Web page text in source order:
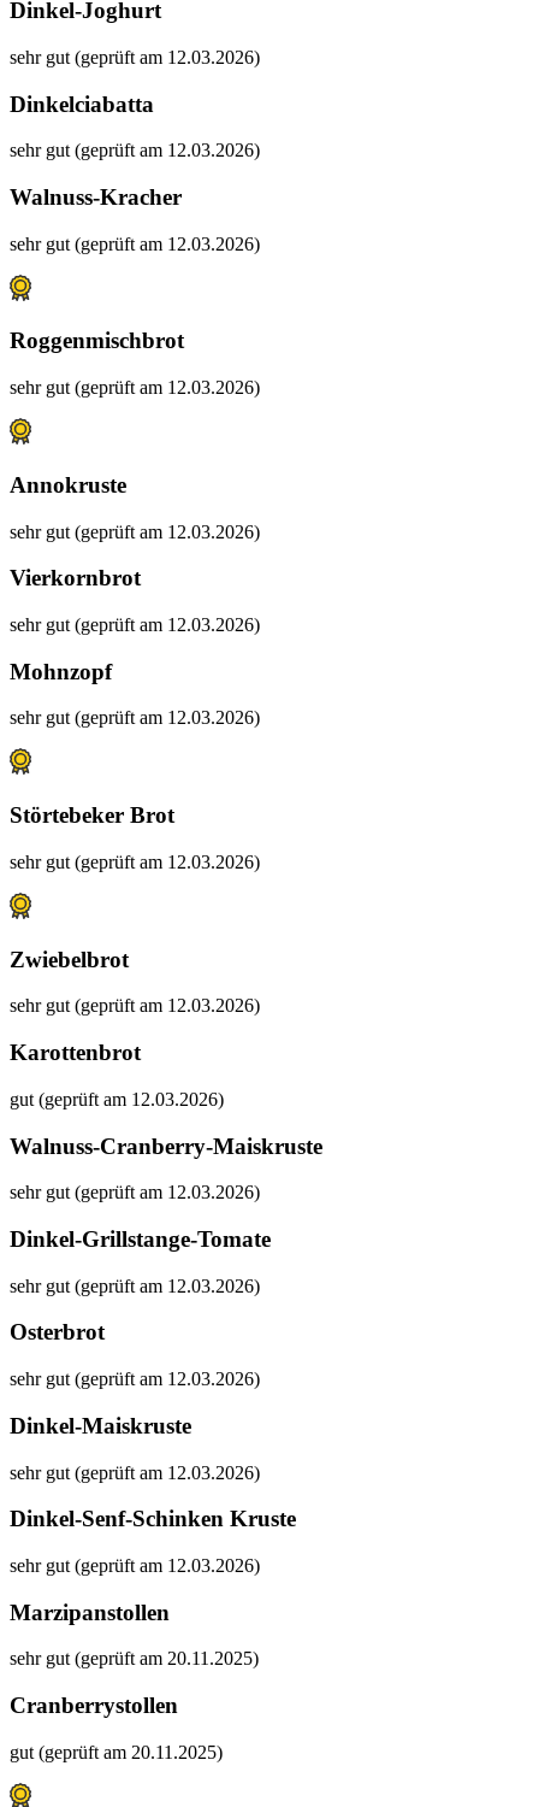
Dinkel-Joghurt
sehr gut (geprüft am 12.03.2026)
Dinkelciabatta
sehr gut (geprüft am 12.03.2026)
Walnuss-Kracher
sehr gut (geprüft am 12.03.2026)
Roggenmischbrot
sehr gut (geprüft am 12.03.2026)
Annokruste
sehr gut (geprüft am 12.03.2026)
Vierkornbrot
sehr gut (geprüft am 12.03.2026)
Mohnzopf
sehr gut (geprüft am 12.03.2026)
Störtebeker Brot
sehr gut (geprüft am 12.03.2026)
Zwiebelbrot
sehr gut (geprüft am 12.03.2026)
Karottenbrot
gut (geprüft am 12.03.2026)
Walnuss-Cranberry-Maiskruste
sehr gut (geprüft am 12.03.2026)
Dinkel-Grillstange-Tomate
sehr gut (geprüft am 12.03.2026)
Osterbrot
sehr gut (geprüft am 12.03.2026)
Dinkel-Maiskruste
sehr gut (geprüft am 12.03.2026)
Dinkel-Senf-Schinken Kruste
sehr gut (geprüft am 12.03.2026)
Marzipanstollen
sehr gut (geprüft am 20.11.2025)
Cranberrystollen
gut (geprüft am 20.11.2025)